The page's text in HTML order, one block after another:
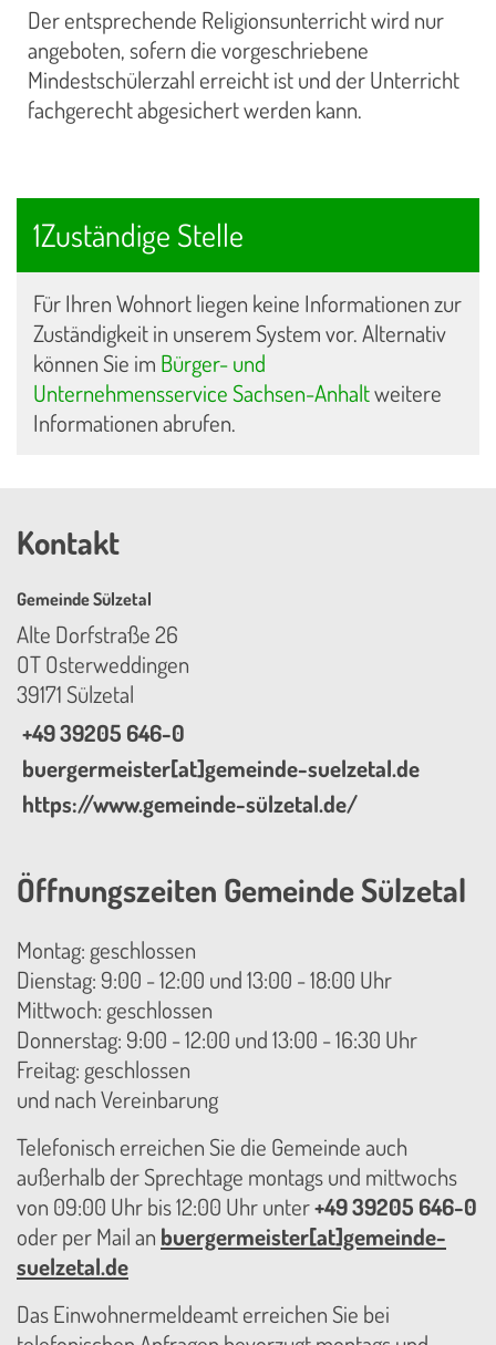
Der entsprechende Religionsunterricht wird nur
angeboten, sofern die vorgeschriebene
Mindestschülerzahl erreicht ist und der Unterricht
fachgerecht abgesichert werden kann.
1Zuständige Stelle
Für Ihren Wohnort liegen keine Informationen zur
Zuständigkeit in unserem System vor. Alternativ
können Sie im Bürger- und
Unternehmensservice Sachsen-Anhaltweitere
Informationen abrufen.
Kontakt
Gemeinde Sülzetal
Alte Dorfstraße 26
OT Osterweddingen
39171 Sülzetal
+49 39205 646-0
buergermeister[at]gemeinde-suelzetal.de
https://www.gemeinde-sülzetal.de/
Öffnungszeiten Gemeinde Sülzetal
Montag: geschlossen
Dienstag: 9:00 - 12:00 und 13:00 - 18:00 Uhr
Mittwoch: geschlossen
Donnerstag: 9:00 - 12:00 und 13:00 - 16:30 Uhr
Freitag: geschlossen
und nach Vereinbarung
Telefonisch erreichen Sie die Gemeinde auch
außerhalb der Sprechtage montags und mittwochs
von 09:00 Uhr bis 12:00 Uhr unter+49 39205 646-0
oder per Mail an buergermeister[at]gemeinde-
suelzetal.de
Das Einwohnermeldeamt erreichen Sie bei